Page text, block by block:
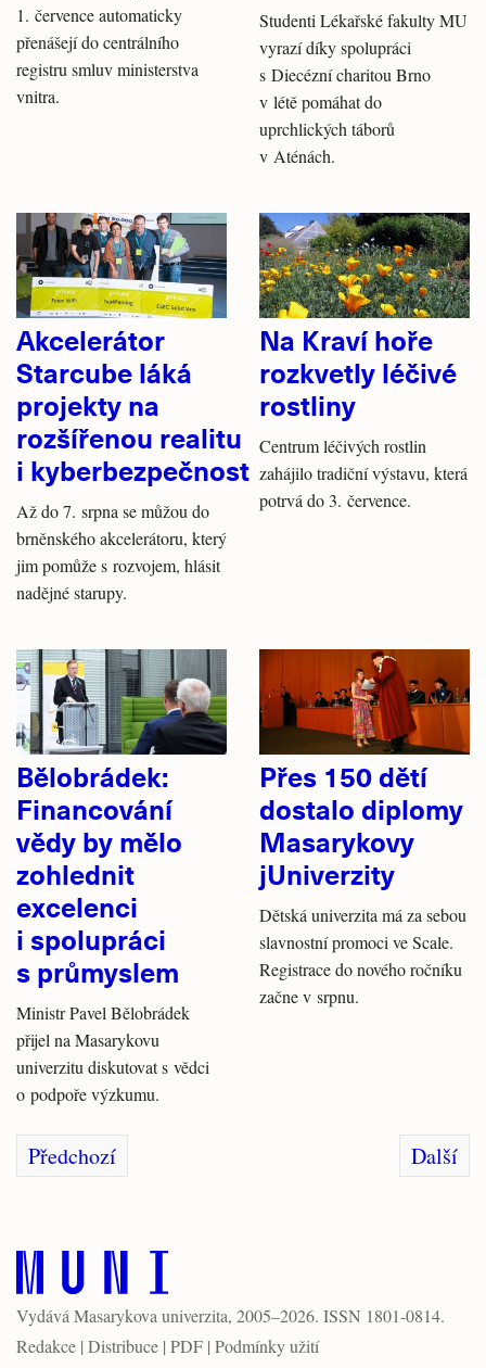
1. července automaticky
přenášejí do centrálního
registru smluv ministerstva
vnitra.
Studenti Lékařské fakulty MU
vyrazí díky spolupráci
s Diecézní charitou Brno
v létě pomáhat do
uprchlických táborů
v Aténách.
Akcelerátor
Starcube láká
projekty na
rozšířenou realitu
i kyberbezpečnost
Až do 7. srpna se můžou do
brněnského akcelerátoru, který
jim pomůže s rozvojem, hlásit
nadějné starupy.
Na Kraví hoře
rozkvetly léčivé
rostliny
Centrum léčivých rostlin
zahájilo tradiční výstavu, která
potrvá do 3. července.
Bělobrádek:
Financování
vědy by mělo
zohlednit
excelenci
i spolupráci
s průmyslem
Ministr Pavel Bělobrádek
přijel na Masarykovu
univerzitu diskutovat s vědci
o podpoře výzkumu.
Přes 150 dětí
dostalo diplomy
Masarykovy
jUniverzity
Dětská univerzita má za sebou
slavnostní promoci ve Scale.
Registrace do nového ročníku
začne v srpnu.
Předchozí Další
Vydává Masarykova univerzita, 2005–2026. ISSN 1801-0814.
Redakce | Distribuce | PDF | Podmínky užití